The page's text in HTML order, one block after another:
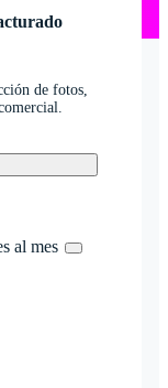
de fotos,
al mes